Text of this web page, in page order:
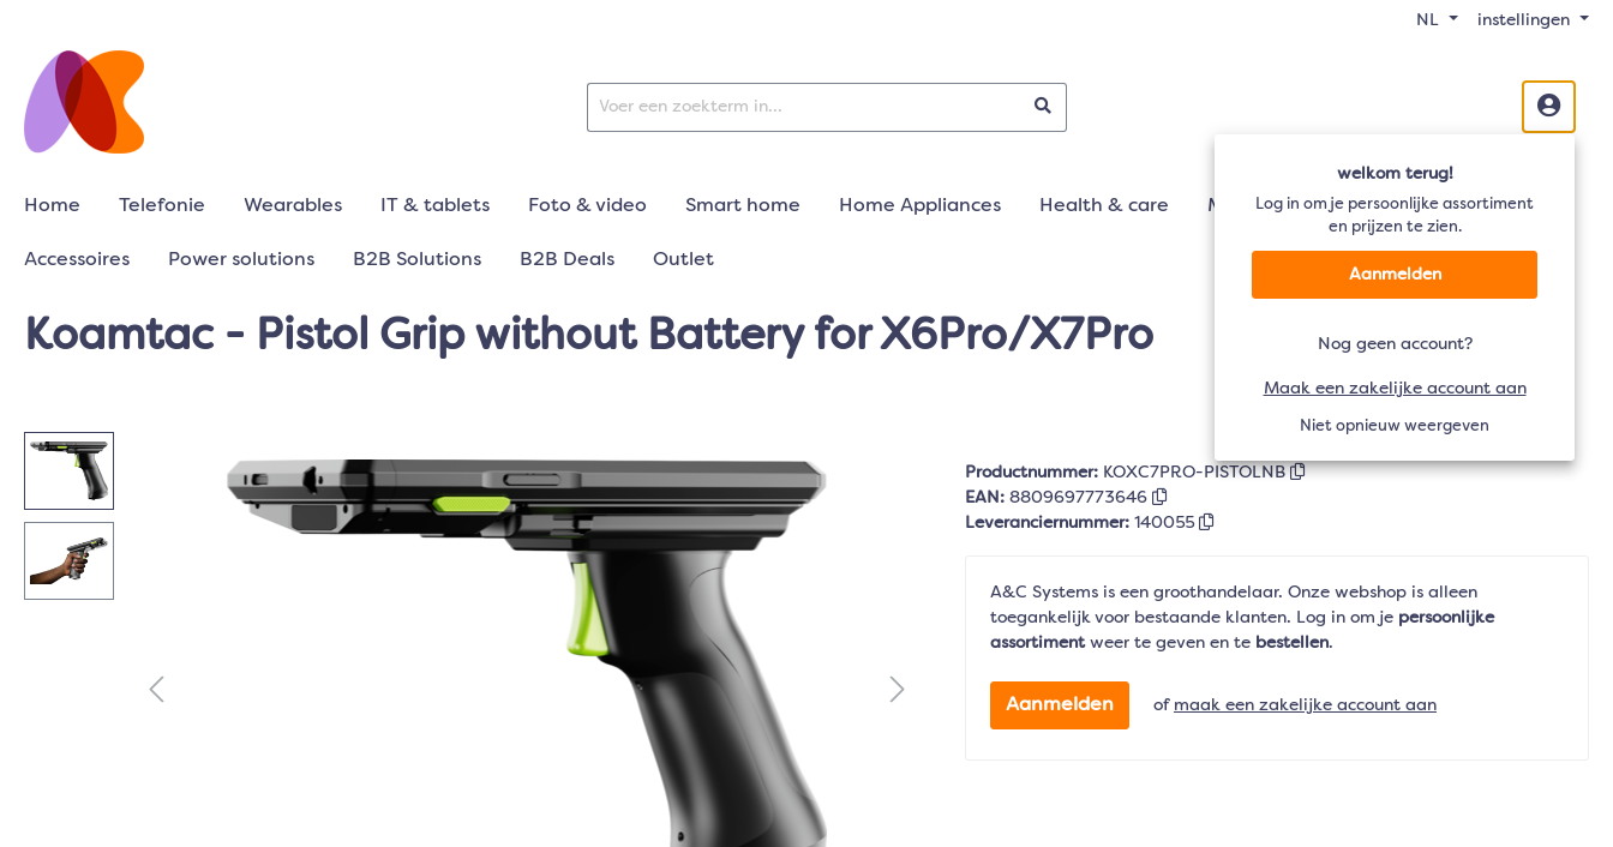
NL instellingen
welkom terug!
Log in om je persoonlijke assortiment
en prijzen te zien.
Aanmelden
Nog geen account?
Maak een zakelijke account aan
Niet opnieuw weergeven
Home Telefonie Wearables IT & tablets Foto & video Smart home Home Appliances Health & care Mobiliteit Audio TV
Accessoires Power solutions B2B Solutions B2B Deals Outlet
Koamtac - Pistol Grip without Battery for X6Pro/X7Pro
Productnummer: KOXC7PRO-PISTOLNB
EAN: 8809697773646
Leveranciernummer: 140055
A&C Systems is een groothandelaar. Onze webshop is alleen
toegankelijk voor bestaande klanten. Log in om je persoonlijke
assortimentweer te geven en te bestellen.
Aanmelden of maak een zakelijke account aan